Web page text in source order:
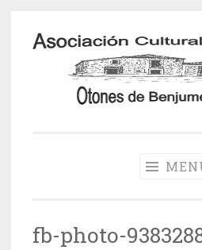
Saltar
contenido
fb-photo-